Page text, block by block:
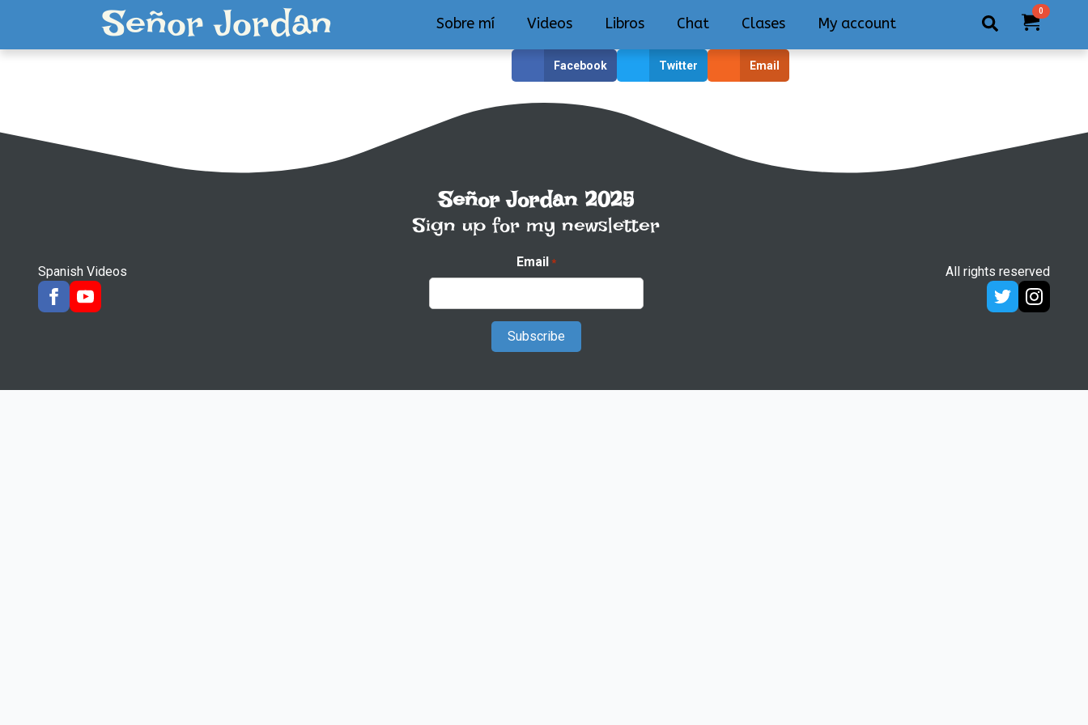
Señor Jordan Sobre mí Videos Libros Chat Clases My account
Search
0
Facebook Twitter Email
Spanish Videos
Señor Jordan 2025
Sign up for my newsletter
Email *
All rights reserved